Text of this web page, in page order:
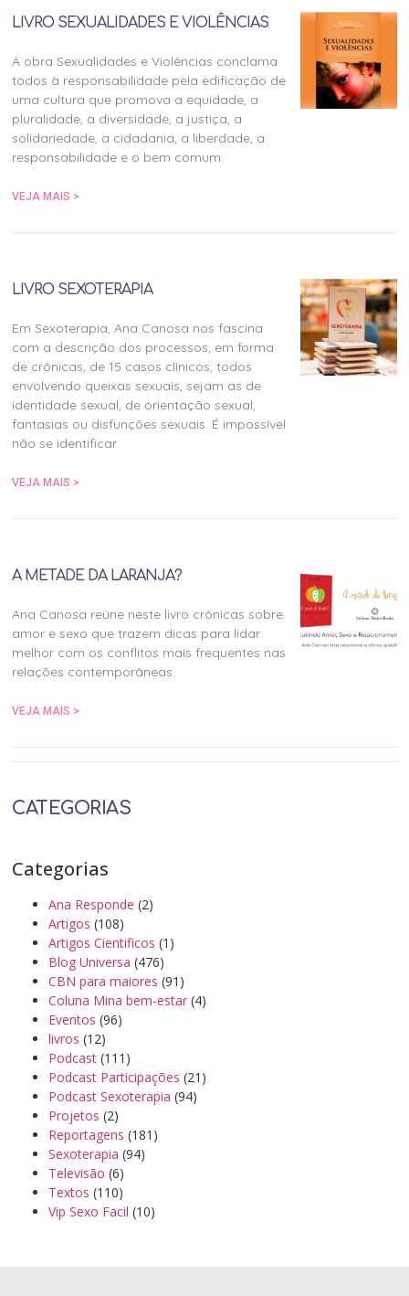
LIVRO SEXUALIDADES E VIOLÊNCIAS
A obra Sexualidades e Violências conclama
todos à responsabilidade pela edificação de
uma cultura que promova a equidade, a
pluralidade, a diversidade, a justiça, a
solidariedade, a cidadania, a liberdade, a
responsabilidade e o bem comum.
VEJA MAIS >
LIVRO SEXOTERAPIA
Em Sexoterapia, Ana Canosa nos fascina
com a descrição dos processos, em forma
de crônicas, de 15 casos clínicos, todos
envolvendo queixas sexuais, sejam as de
identidade sexual, de orientação sexual,
fantasias ou disfunções sexuais. É impossível
não se identificar
VEJA MAIS >
A METADE DA LARANJA?
Ana Canosa reúne neste livro crônicas sobre
amor e sexo que trazem dicas para lidar
melhor com os conflitos mais frequentes nas
relações contemporâneas.
VEJA MAIS >
CATEGORIAS
Categorias
Ana Responde (2)
Artigos (108)
Artigos Cientificos (1)
Blog Universa (476)
CBN para maiores (91)
Coluna Mina bem-estar (4)
Eventos (96)
livros (12)
Podcast (111)
Podcast Participações (21)
Podcast Sexoterapia (94)
Projetos (2)
Reportagens (181)
Sexoterapia (94)
Televisão (6)
Textos (110)
Vip Sexo Facil (10)